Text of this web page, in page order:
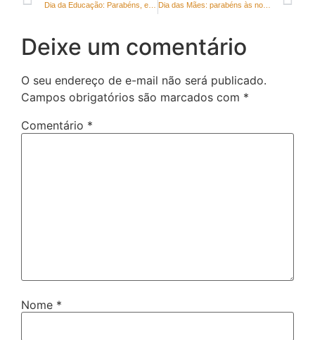
Dia das Mães: parabéns às nossa rainhas!
Deixe um comentário
O seu endereço de e-mail não será publicado.
Campos obrigatórios são marcados com *
Comentário *
Nome *